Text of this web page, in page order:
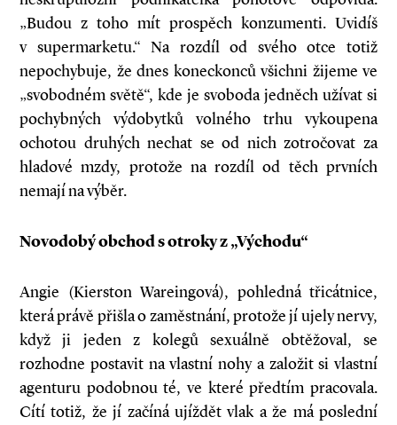
„Budou z toho mít prospěch konzumenti. Uvidíš
v supermarketu.“ Na rozdíl od svého otce totiž
nepochybuje, že dnes koneckonců všichni žijeme ve
„svobodném světě“, kde je svoboda jedněch užívat si
pochybných výdobytků volného trhu vykoupena
ochotou druhých nechat se od nich zotročovat za
hladové mzdy, protože na rozdíl od těch prvních
nemají na výběr.
Novodobý obchod s otroky z „Východu“
Angie (Kierston Wareingová), pohledná třicátnice,
která právě přišla o zaměstnání, protože jí ujely nervy,
když ji jeden z kolegů sexuálně obtěžoval, se
rozhodne postavit na vlastní nohy a založit si vlastní
agenturu podobnou té, ve které předtím pracovala.
Cítí totiž, že jí začíná ujíždět vlak a že má poslední